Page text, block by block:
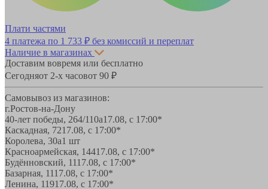
Плати частями
4 платежа по 1 733 ₽ без комиссий и переплат
Наличие в магазинах
Доставим вовремя или бесплатно
Сегодняот 2-х часовот 90 ₽
Самовывоз из магазинов:
г.Ростов-на-Дону
40-лет победы, 264/110а17.08, с 17:00*
Каскадная, 7217.08, с 17:00*
Королева, 30а1 шт
Красноармейская, 14417.08, с 17:00*
Будённовский, 1117.08, с 17:00*
Базарная, 1117.08, с 17:00*
Ленина, 11917.08, с 17:00*